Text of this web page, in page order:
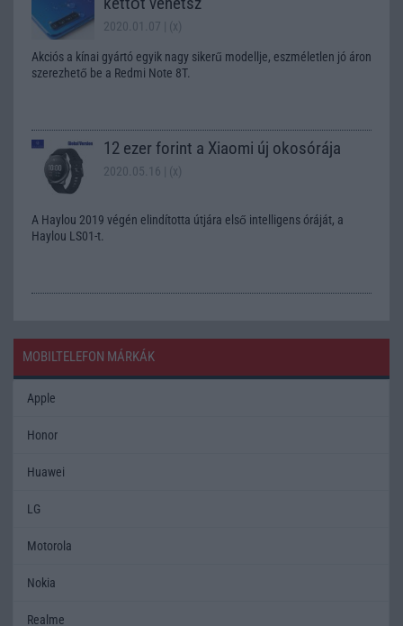
2020.01.07 | (x)
Akciós a kínai gyártó egyik nagy sikerű modellje, eszméletlen jó áron
szerezhető be a Redmi Note 8T.
12 ezer forint a Xiaomi új okosórája
2020.05.16 | (x)
A Haylou 2019 végén elindította útjára első intelligens óráját, a
Haylou LS01-t.
MOBILTELEFON MÁRKÁK
Apple
Honor
Huawei
LG
Motorola
Nokia
Realme